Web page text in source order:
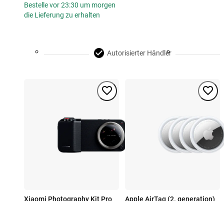
Bestelle vor 23:30 um morgen
die Lieferung zu erhalten
Autorisierter Händler
Xiaomi Photography Kit Pro Apple AirTag (2. generation)